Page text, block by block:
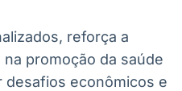
reforça a
promoção da saúde
desafios econômicos e